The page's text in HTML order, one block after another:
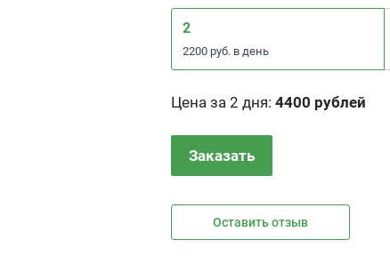
2
2200 руб. в день
Цена за 2 дня: 4400 рублей
Заказать
Оставить отзыв